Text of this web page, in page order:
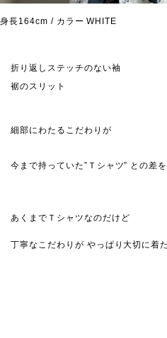
身長164cm / カラー WHITE
折り返しステッチのない袖
裾のスリット
細部にわたるこだわりが
今まで持っていた”Ｔシャツ” との差
あくまでＴシャツなのだけど
丁寧なこだわりが やっぱり大切に着